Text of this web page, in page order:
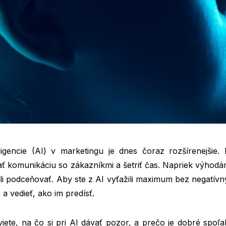
(AI) v marketingu je dnes čoraz rozšírenejšie.
komunikáciu so zákazníkmi a šetriť čas. Napriek
podceňovať. Aby ste z AI vyťažili maximum bez
vedieť, ako im predísť.
na čo si pri AI dávať pozor, a prečo je dobré